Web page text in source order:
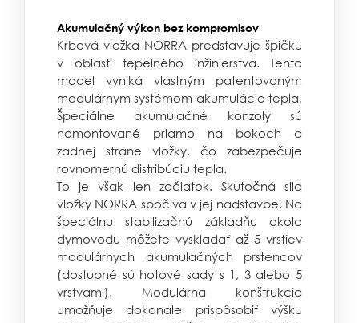
Akumulačný výkon bez kompromisov
Krbová vložka NORRA predstavuje špičku
v oblasti tepelného inžinierstva. Tento
model vyniká vlastným patentovaným
modulárnym systémom akumulácie tepla.
Špeciálne akumulačné konzoly sú
namontované priamo na bokoch a
zadnej strane vložky, čo zabezpečuje
rovnomernú distribúciu tepla.
To je však len začiatok. Skutočná sila
vložky NORRA spočíva v jej nadstavbe. Na
špeciálnu stabilizačnú základňu okolo
dymovodu môžete vyskladať až 5 vrstiev
modulárnych akumulačných prstencov
(dostupné sú hotové sady s 1, 3 alebo 5
vrstvami). Modulárna konštrukcia
umožňuje dokonale prispôsobiť výšku